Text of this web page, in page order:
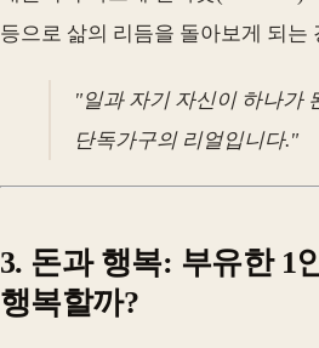
등으로 삶의 리듬을 돌아보게 되는
"일과 자기 자신이 하나가
단독가구의 리얼입니다."
3. 돈과 행복: 부유한 1
행복할까?